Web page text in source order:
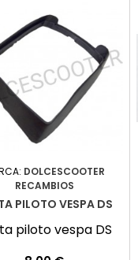
DOLCESCOOTER
RECAMBIOS
PILOTO VESPA DS
piloto vespa DS